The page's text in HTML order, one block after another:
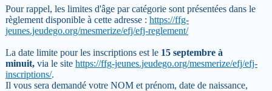
Pour rappel, les limites d'âge par catégorie sont présentées dans le
règlement disponible à cette adresse : https://ffg-
jeunes.jeudego.org/mesmerize/efj/efj-reglement/
La date limite pour les inscriptions est le 15 septembre à
minuit, via le site https://ffg-jeunes.jeudego.org/mesmerize/efj/efj-
inscriptions/.
Il vous sera demandé votre NOM et prénom, date de naissance,